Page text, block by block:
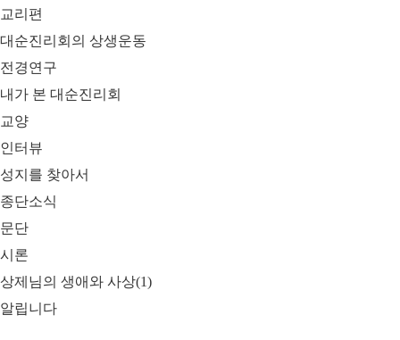
교리편
대순진리회의 상생운동
전경연구
내가 본 대순진리회
교양
인터뷰
성지를 찾아서
종단소식
문단
시론
상제님의 생애와 사상(1)
알립니다